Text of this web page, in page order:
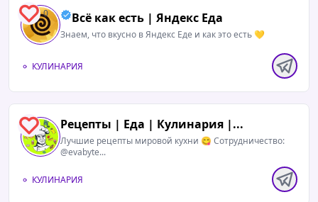
0 Всё как есть | Яндекс Еда
Знаем, что вкусно в Яндекс Еде и как это есть 💛
КУЛИНАРИЯ
0 Рецепты | Еда | Кулинария |...
Лучшие рецепты мировой кухни 😋 Сотрудничество:
@evabyte...
КУЛИНАРИЯ